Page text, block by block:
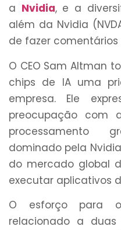
a Nvidia, e a
além da Nvidia
de fazer comentários
O CEO Sam Altman
chips de IA uma
empresa. Ele
preocupação com
processamento
dominado pela
do mercado global
executar aplicativos
O esforço para
relacionado a duas